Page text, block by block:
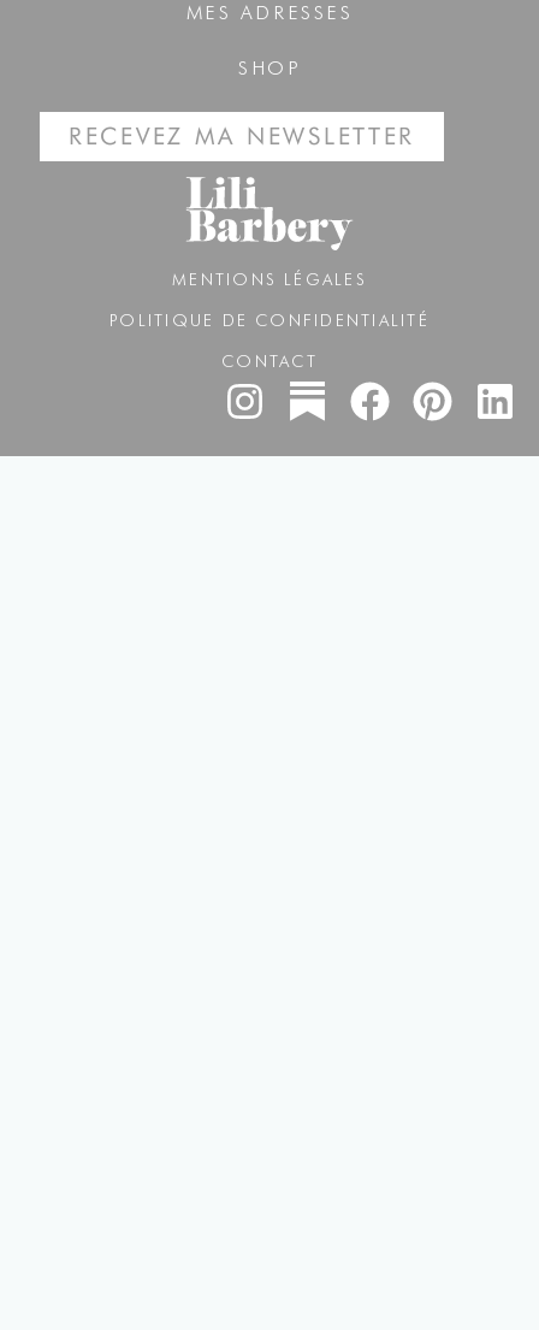
MES ADRESSES
SHOP
RECEVEZ MA NEWSLETTER
MENTIONS LÉGALES
POLITIQUE DE CONFIDENTIALITÉ
CONTACT